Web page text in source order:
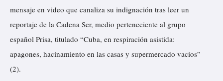
mensaje en video que canaliza su indignación tras leer un
reportaje de la Cadena Ser, medio perteneciente al grupo
español Prisa, titulado “Cuba, en respiración asistida:
apagones, hacinamiento en las casas y supermercado vacíos”
(2).